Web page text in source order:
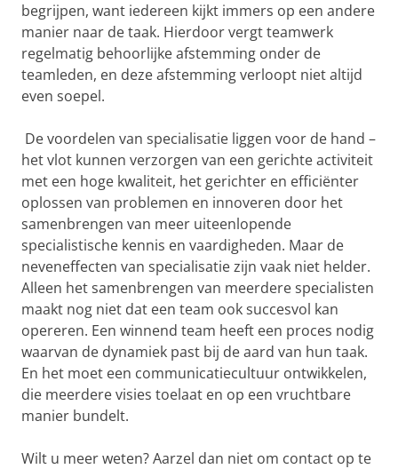
begrijpen, want iedereen kijkt immers op een andere
manier naar de taak. Hierdoor vergt teamwerk
regelmatig behoorlijke afstemming onder de
teamleden, en deze afstemming verloopt niet altijd
even soepel.
De voordelen van specialisatie liggen voor de hand –
het vlot kunnen verzorgen van een gerichte activiteit
met een hoge kwaliteit, het gerichter en efficiënter
oplossen van problemen en innoveren door het
samenbrengen van meer uiteenlopende
specialistische kennis en vaardigheden. Maar de
neveneffecten van specialisatie zijn vaak niet helder.
Alleen het samenbrengen van meerdere specialisten
maakt nog niet dat een team ook succesvol kan
opereren. Een winnend team heeft een proces nodig
waarvan de dynamiek past bij de aard van hun taak.
En het moet een communicatiecultuur ontwikkelen,
die meerdere visies toelaat en op een vruchtbare
manier bundelt.
Wilt u meer weten? Aarzel dan niet om contact op te